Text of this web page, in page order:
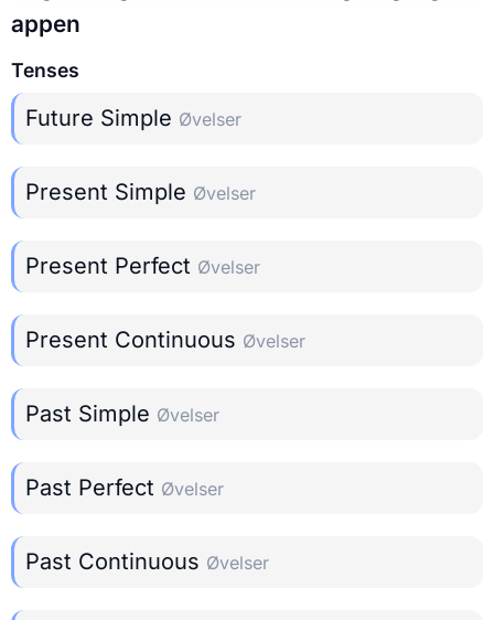
appen
Tenses
Future Simple Øvelser
Present Simple Øvelser
Present Perfect Øvelser
Present Continuous Øvelser
Past Simple Øvelser
Past Perfect Øvelser
Past Continuous Øvelser